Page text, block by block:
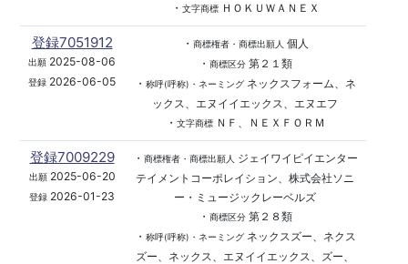
・ 文字商標ＨＯＫＵＷＡＮＥＸ
登録7051912
出願 2025-08-06
登録 2026-06-05
・ 商標権者・商標出願人 個人
・ 商標区分第２１類
・ 称呼(呼称)・ネーミングネックスフォーム、ネ
ックス、エヌイイエックス、エヌエフ
・ 文字商標ＮＦ、ＮＥＸＦＯＲＭ
登録7009229
出願2025-06-20
登録 2026-01-23
・ 商標権者・商標出願人
ジェイワイピイエンター
テイメントコーポレイション、株式会社ソニ
ー・ミュージックレーベルズ
・ 商標区分第２８類
・ 称呼(呼称)・ネーミングネックスズー、ネクス
ズー、ネックス、エヌイイエックス、ズー、